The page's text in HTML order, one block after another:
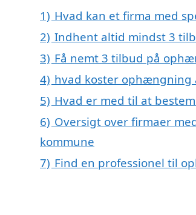
1) Hvad kan et firma med
2) Indhent altid mindst 3
3) Få nemt 3 tilbud på
4) hvad koster ophængning
5) Hvad er med til at
6) Oversigt over firmaer
kommune
7) Find en professionel til